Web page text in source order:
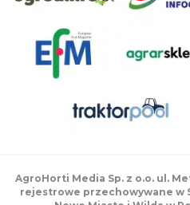
AgroHorti Media Sp. z o.o. ul.
rejestrowe przechowywane w